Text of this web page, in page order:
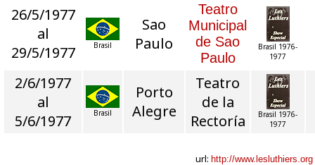
26/5/1977
al
29/5/1977
Brasil
Sao
Paulo
Teatro
Municipal
de Sao
Paulo
Brasil 1976-
1977
2/6/1977
al
5/6/1977
Brasil
Porto
Alegre
Teatro
de la
Rectoría
Brasil 1976-
1977
url: http://www.lesluthiers.org